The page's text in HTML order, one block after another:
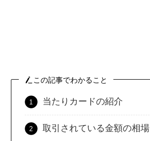
この記事でわかること
当たりカードの紹介
取引されている金額の相場